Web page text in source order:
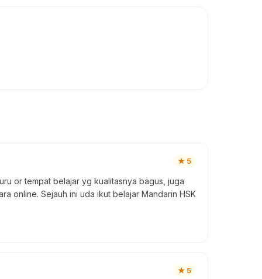
★ 5
or tempat belajar yg kualitasnya bagus, juga
online. Sejauh ini uda ikut belajar Mandarin HSK
★ 5